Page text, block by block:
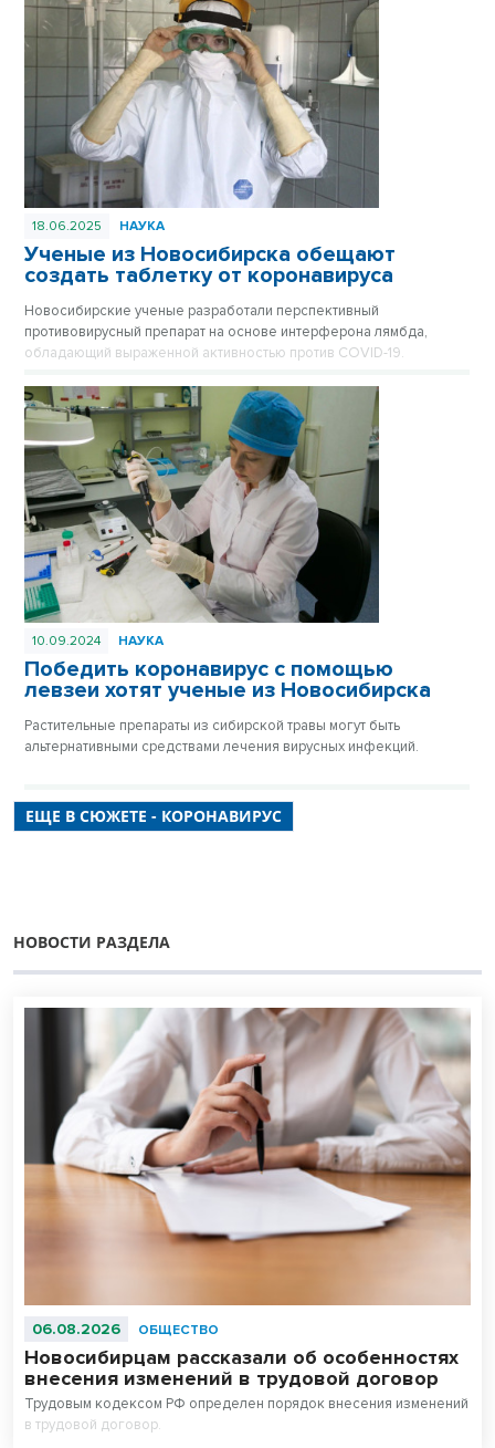
18.06.2025 НАУКА
Ученые из Новосибирска обещают
создать таблетку от коронавируса
Новосибирские ученые разработали перспективный
противовирусный препарат на основе интерферона лямбда,
обладающий выраженной активностью против COVID-19.
10.09.2024 НАУКА
Победить коронавирус с помощью
левзеи хотят ученые из Новосибирска
Растительные препараты из сибирской травы могут быть
альтернативными средствами лечения вирусных инфекций.
ЕЩЕ В СЮЖЕТЕ - КОРОНАВИРУС
НОВОСТИ РАЗДЕЛА
06.08.2026 ОБЩЕСТВО
Новосибирцам рассказали об особенностях
внесения изменений в трудовой договор
Трудовым кодексом РФ определен порядок внесения изменений
в трудовой договор.